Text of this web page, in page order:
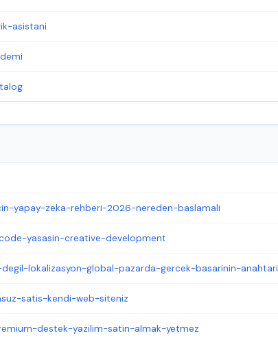
asistani
yapay-zeka-rehberi-2026-nereden-baslamali
yasasin-creative-development
lokalizasyon-global-pazarda-gercek-basarinin-anahtari
satis-kendi-web-siteniz
destek-yazilim-satin-almak-yetmez